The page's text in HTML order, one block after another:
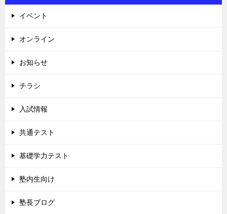
イベント
オンライン
お知らせ
チラシ
入試情報
共通テスト
基礎学力テスト
塾内生向け
塾長ブログ